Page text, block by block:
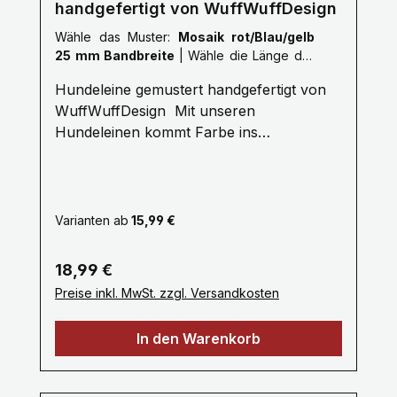
handgefertigt von WuffWuffDesign
Wähle das Muster: Mosaik rot/Blau/gelb
25 mm Bandbreite
Hundeleine gemustert handgefertigt von
WuffWuffDesign Mit unseren
Hundeleinen kommt Farbe ins
Hundeleinen sind aus reißfestem,
gefertigt, farbecht und mehrfach
Maschinen vernäht. Ein stabiler
Metallkarabiner zum sicheren einhacken
am Hundegeschirr oder Hundehalsband
bietet Ihnen viel Komfort. Unsere
Hundeleinen erhalten Sie ab 1 bis 3 Meter,
Varianten ab 15,99 €
Regulärer Preis:
18,99 €
Preise inkl. MwSt. zzgl. Versandkosten
In den Warenkorb